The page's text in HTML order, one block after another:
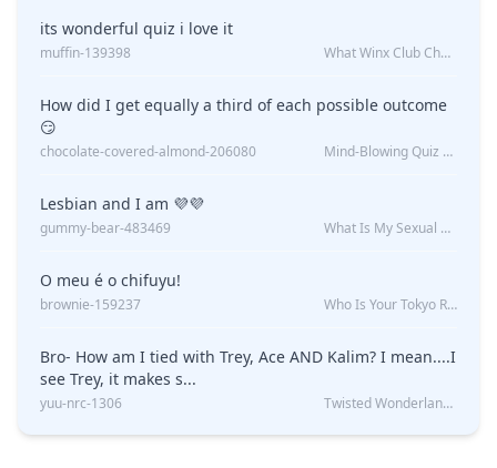
its wonderful quiz i love it
muffin-139398 What Winx Club Character Are You?
How did I get equally a third of each possible outcome
😏
chocolate-covered-almond-206080 Mind-Blowing Quiz Reveals: Will I Be Alone Forever?
Lesbian and I am 💜💜
gummy-bear-483469 What Is My Sexual Orientation: Uncovered
O meu é o chifuyu!
brownie-159237 Who Is Your Tokyo Revengers Boyfriend?
Bro- How am I tied with Trey, Ace AND Kalim? I mean....I
see Trey, it makes s...
yuu-nrc-1306 Twisted Wonderland Kin Quiz